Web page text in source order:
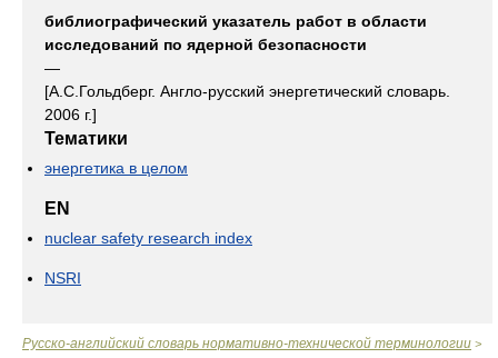
библиографический указатель работ в области
исследований по ядерной безопасности
—
[А.С.Гольдберг. Англо-русский энергетический словарь.
2006 г.]
Тематики
энергетика в целом
EN
nuclear safety research index
NSRI
Русско-английский словарь нормативно-технической терминологии >